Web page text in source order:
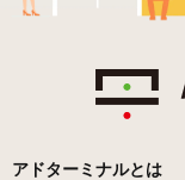
アドターミナルとは